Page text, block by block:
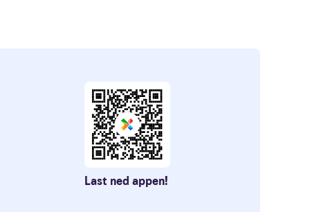
Last ned appen!